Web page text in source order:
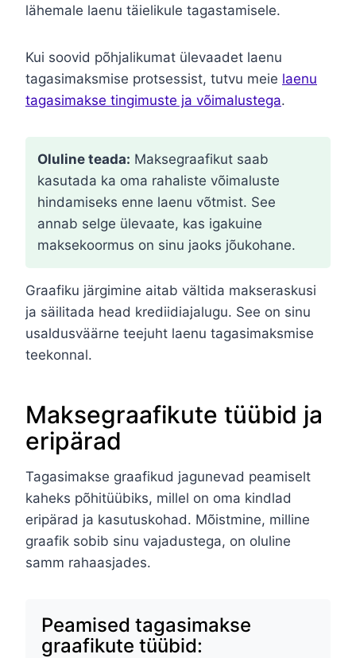
lähemale laenu täielikule tagastamisele.
Kui soovid põhjalikumat ülevaadet laenu
tagasimaksmise protsessist, tutvu meie laenu
tagasimakse tingimuste ja võimalustega.
Oluline teada: Maksegraafikut saab
kasutada ka oma rahaliste võimaluste
hindamiseks enne laenu võtmist. See
annab selge ülevaate, kas igakuine
maksekoormus on sinu jaoks jõukohane.
Graafiku järgimine aitab vältida makseraskusi
ja säilitada head krediidiajalugu. See on sinu
usaldusväärne teejuht laenu tagasimaksmise
teekonnal.
Maksegraafikute tüübid ja
eripärad
Tagasimakse graafikud jagunevad peamiselt
kaheks põhitüübiks, millel on oma kindlad
eripärad ja kasutuskohad. Mõistmine, milline
graafik sobib sinu vajadustega, on oluline
samm rahaasjades.
Peamised tagasimakse
graafikute tüübid: